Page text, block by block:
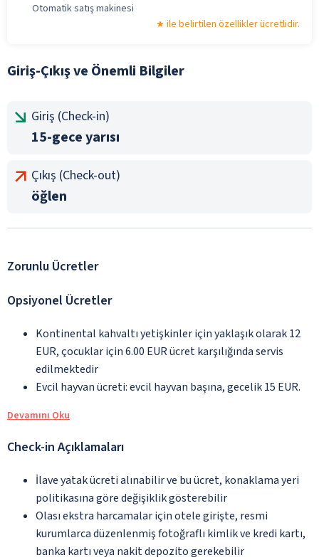
Otomatik satış makinesi
ile belirtilen özellikler ücretlidir.
Giriş-Çıkış ve Önemli Bilgiler
Giriş (Check-in)
15-gece yarısı
Çıkış (Check-out)
öğlen
Zorunlu Ücretler
Opsiyonel Ücretler
Kontinental kahvaltı yetişkinler için yaklaşık olarak 12
EUR, çocuklar için 6.00 EUR ücret karşılığında servis
edilmektedir
Evcil hayvan ücreti: evcil hayvan başına, gecelik 15 EUR.
Devamını Oku
Check-in Açıklamaları
İlave yatak ücreti alınabilir ve bu ücret, konaklama yeri
politikasına göre değişiklik gösterebilir
Olası ekstra harcamalar için otele girişte, resmi
kurumlarca düzenlenmiş fotoğraflı kimlik ve kredi kartı,
banka kartı veya nakit depozito gerekebilir